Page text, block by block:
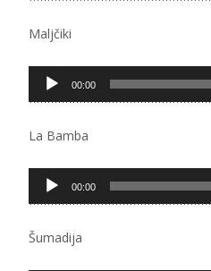
Maljčiki
Pregledač
zvučnih
00:00
La Bamba
Pregledač
zvučnih
00:00
Šumadija